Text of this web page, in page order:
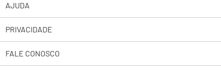
Sobre a Lupo
Trabalhe Conosco
Lojas
AJUDA
Abrir uma Solicitação
2ª Via de Boleto Pessoas Jurídicas
PRIVACIDADE
Política de Privacidade
FALE CONOSCO